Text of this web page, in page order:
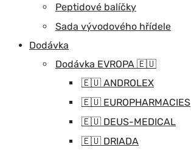
Peptidové balíčky
Sada vývodového hřídele
Dodávka
Dodávka EVROPA 🇪🇺
🇪🇺 ANDROLEX
🇪🇺 EUROPHARMACIES
🇪🇺 DEUS-MEDICAL
🇪🇺 DRIADA